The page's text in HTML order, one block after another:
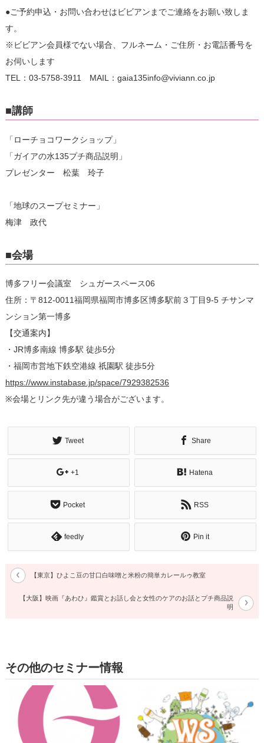
●ご予約申込・お問い合わせはビビアンまでご連絡をお願い致しま
す。
※ビビアン会員様でない場合、フルネーム・ご住所・お電話番号を
お伺いします
TEL：03-5758-3911 MAIL：gaia135info@viviann.co.jp
■講師
「ローチョコワークショップ」
「ガイアの水135プチ商品説明」
プレゼンター 松葉 玲子
「地球のスープセミナー」
梅津 政代
■会場
博多フリー会議室 シュガースペース06
住所：〒812-0011福岡県福岡市博多区博多駅前３丁目9-5 チサンマ
ンション第一博多
【交通案内】
・JR博多南線 博多駅 徒歩5分
・福岡市営地下鉄空港線 祇園駅 徒歩5分
https://www.instabase.jp/space/7929382536
※会場とリンク先が違う場合がございます。
Tweet Share
+1 Hatena
Pocket RSS
feedly Pin it
【東京】ひよこ豆の甘口白味噌と米粉の簡単カレールゥ教室
【大阪】映画『あわひ』鑑賞とお話し会と女性のケアのお話とプチ商品説
明
その他のセミナー情報